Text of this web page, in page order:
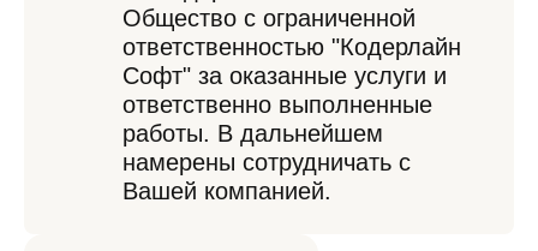
Общество с ограниченной
ответственностью "Кодерлайн
Софт" за оказанные услуги и
ответственно выполненные
работы. В дальнейшем
намерены сотрудничать с
Вашей компанией.